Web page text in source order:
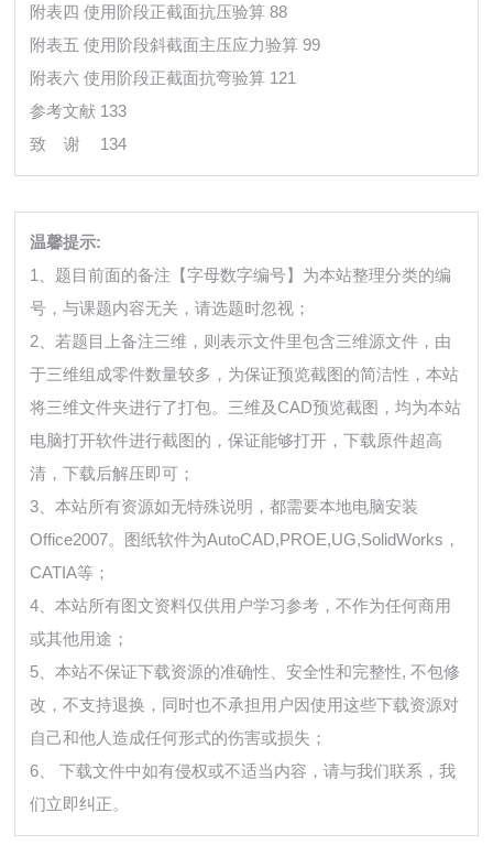
附表四 使用阶段正截面抗压验算 88
附表五 使用阶段斜截面主压应力验算 99
附表六 使用阶段正截面抗弯验算 121
参考文献 133
致 谢
134
温馨提示:
1、题目前面的备注【字母数字编号】为本站整理分类的编
号，与课题内容无关，请选题时忽视；
2、若题目上备注三维，则表示文件里包含三维源文件，由
于三维组成零件数量较多，为保证预览截图的简洁性，本站
将三维文件夹进行了打包。三维及CAD预览截图，均为本站
电脑打开软件进行截图的，保证能够打开，下载原件超高
清，下载后解压即可；
3、本站所有资源如无特殊说明，都需要本地电脑安装
Office2007。图纸软件为AutoCAD,PROE,UG,SolidWorks，
CATIA等；
4、本站所有图文资料仅供用户学习参考，不作为任何商用
或其他用途；
5、本站不保证下载资源的准确性、安全性和完整性, 不包修
改，不支持退换，同时也不承担用户因使用这些下载资源对
自己和他人造成任何形式的伤害或损失；
6、 下载文件中如有侵权或不适当内容，请与我们联系，我
们立即纠正。